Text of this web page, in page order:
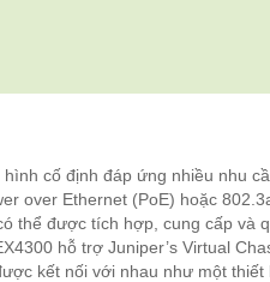
cố định đáp ứng nhiều nhu
over Ethernet (PoE) hoặc
thể được tích hợp, cung cấp và
hỗ trợ Juniper’s Virtual
kết nối với nhau như một